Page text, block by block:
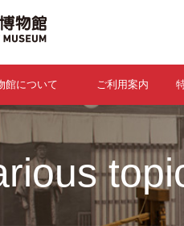
館について ご利用案内